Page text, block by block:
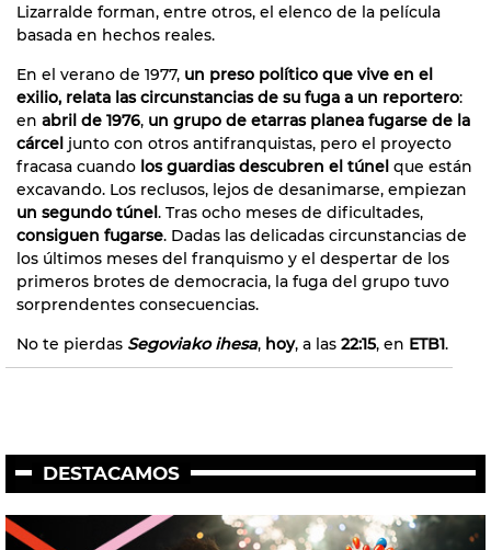
Lizarralde forman, entre otros, el elenco de la película
basada en hechos reales.
En el verano de 1977, un preso político que vive en el
exilio, relata las circunstancias de su fuga a un reportero:
en abril de 1976, un grupo de etarras planea fugarse de la
cárcel junto con otros antifranquistas, pero el proyecto
fracasa cuando los guardias descubren el túnel que están
excavando. Los reclusos, lejos de desanimarse, empiezan
un segundo túnel. Tras ocho meses de dificultades,
consiguen fugarse. Dadas las delicadas circunstancias de
los últimos meses del franquismo y el despertar de los
primeros brotes de democracia, la fuga del grupo tuvo
sorprendentes consecuencias.
No te pierdas Segoviako ihesa, hoy, a las 22:15, en ETB1.
DESTACAMOS